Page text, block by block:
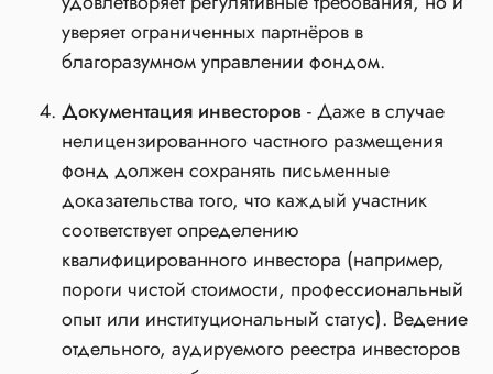
уверяет ограниченных партнёров в
благоразумном управлении фондом.
Документация инвесторов - Даже в случае
нелицензированного частного размещения
фонд должен сохранять письменные
доказательства того, что каждый участник
соответствует определению
квалифицированного инвестора (например,
пороги чистой стоимости, профессиональный
опыт или институциональный статус). Ведение
отдельного, аудируемого реестра инвесторов